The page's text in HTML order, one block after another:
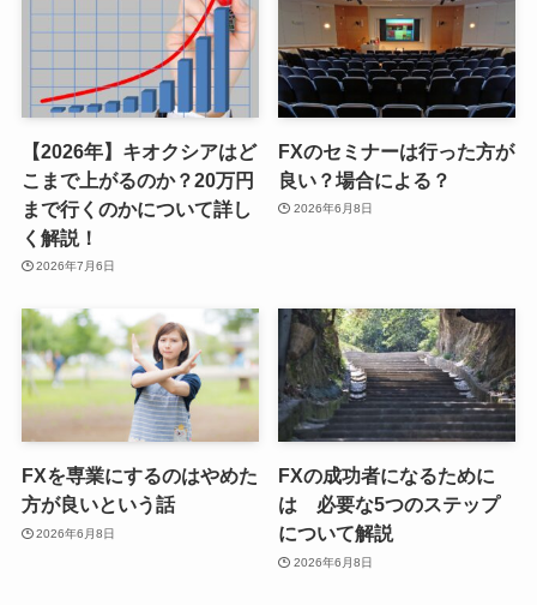
【2026年】キオクシアはど
こまで上がるのか？20万円
まで行くのかについて詳し
く解説！
2026年7月6日
FXのセミナーは行った方が
良い？場合による？
2026年6月8日
FXを専業にするのはやめた
方が良いという話
2026年6月8日
FXの成功者になるために
は 必要な5つのステップ
について解説
2026年6月8日